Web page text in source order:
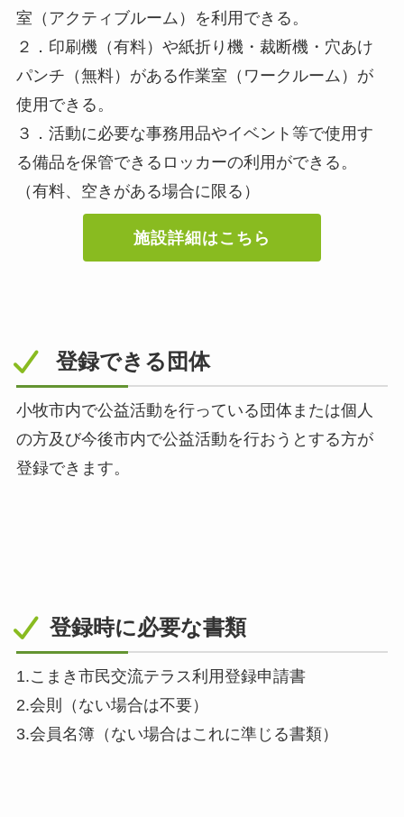
室（アクティブルーム）を利用できる。
２．印刷機（有料）や紙折り機・裁断機・穴あけ
パンチ（無料）がある作業室（ワークルーム）が
使用できる。
３．活動に必要な事務用品やイベント等で使用す
る備品を保管できるロッカーの利用ができる。
（有料、空きがある場合に限る）
施設詳細はこちら
登録できる団体
小牧市内で公益活動を行っている団体または個人
の方及び今後市内で公益活動を行おうとする方が
登録できます。
登録時に必要な書類
1.こまき市民交流テラス利用登録申請書
2.会則（ない場合は不要）
3.会員名簿（ない場合はこれに準じる書類）